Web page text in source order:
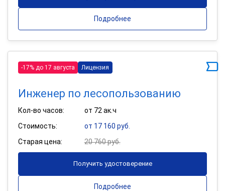
Подробнее
-17% до 17 августа Лицензия
Инженер по лесопользованию
Кол-во часов:
от 72 ак.ч
Стоимость:
от 17 160 руб.
Старая цена:
20 760 руб.
Получить удостоверение
Подробнее